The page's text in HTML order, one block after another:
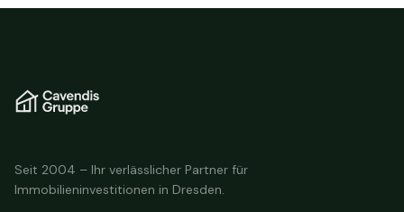
Seit 2004 – Ihr verlässlicher Partner für
Immobilieninvestitionen in Dresden.